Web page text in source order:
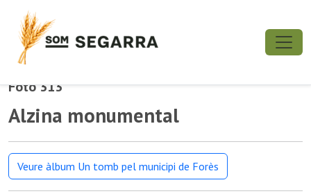
Foto 313
Alzina monumental
Veure àlbum Un tomb pel municipi de Forès